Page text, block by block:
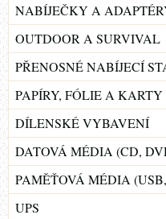
NABÍJEČKY A
OUTDOOR A SURVIVAL
PŘENOSNÉ NABÍJECÍ
PAPÍRY, FÓLIE A KARTY
DÍLENSKÉ VYBAVENÍ
DATOVÁ MÉDIA (CD,
PAMĚŤOVÁ MÉDIA
UPS